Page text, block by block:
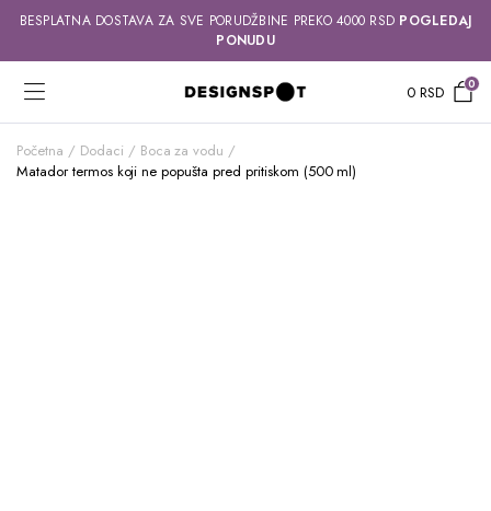
BESPLATNA DOSTAVA ZA SVE PORUDŽBINE PREKO 4000 RSD POGLEDAJ
PONUDU
0RSD 0
Početna Dodaci
Boca za vodu
Matador termos koji ne popušta pred pritiskom (500 ml)